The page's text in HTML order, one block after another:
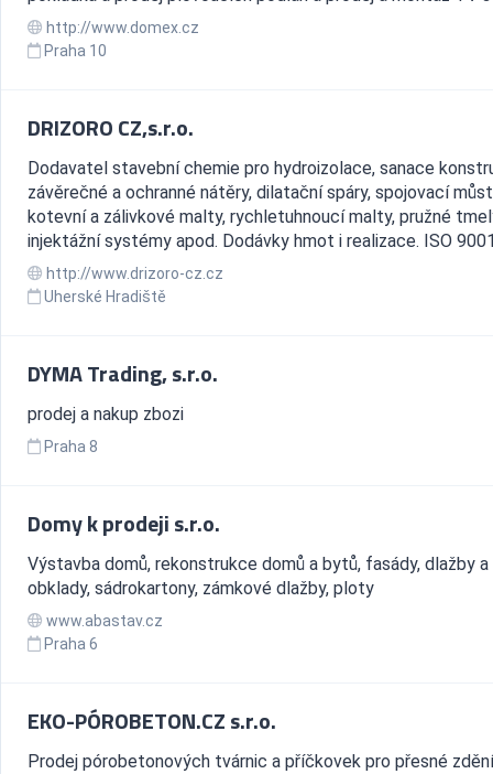
http://www.domex.cz
Praha 10
DRIZORO CZ,s.r.o.
Dodavatel stavební chemie pro hydroizolace, sanace
závěrečné a ochranné nátěry, dilatační spáry, spojovací
kotevní a zálivkové malty, rychletuhnoucí malty, pružné
injektážní systémy apod. Dodávky hmot i realizace. ISO
http://www.drizoro-cz.cz
Uherské Hradiště
DYMA Trading, s.r.o.
prodej a nakup zbozi
Praha 8
Domy k prodeji s.r.o.
Výstavba domů, rekonstrukce domů a bytů, fasády, dlažby a
obklady, sádrokartony, zámkové dlažby, ploty
www.abastav.cz
Praha 6
EKO-PÓROBETON.CZ s.r.o.
Prodej pórobetonových tvárnic a příčkovek pro přesné